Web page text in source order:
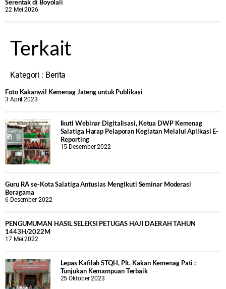
Serentak di Boyolali
22 Mei 2026
Terkait
Kategori : Berita
Foto Kakanwil Kemenag Jateng untuk Publikasi
3 April 2023
Ikuti Webinar Digitalisasi, Ketua DWP Kemenag
Salatiga Harap Pelaporan Kegiatan Melalui Aplikasi E-
Reporting
15 Desember 2022
Guru RA se-Kota Salatiga Antusias Mengikuti Seminar Moderasi
Beragama
6 Desember 2022
PENGUMUMAN HASIL SELEKSI PETUGAS HAJI DAERAH TAHUN
1443H/2022M
17 Mei 2022
Lepas Kafilah STQH, Plt. Kakan Kemenag Pati :
Tunjukan Kemampuan Terbaik
25 Oktober 2023